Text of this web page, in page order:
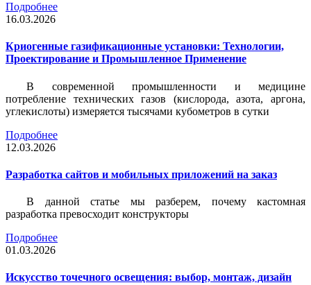
Подробнее
16.03.2026
Криогенные газификационные установки: Технологии,
Проектирование и Промышленное Применение
В современной промышленности и медицине
потребление технических газов (кислорода, азота, аргона,
углекислоты) измеряется тысячами кубометров в сутки
Подробнее
12.03.2026
Разработка сайтов и мобильных приложений на заказ
В данной статье мы разберем, почему кастомная
разработка превосходит конструкторы
Подробнее
01.03.2026
Искусство точечного освещения: выбор, монтаж, дизайн